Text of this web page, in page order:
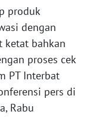
produk
dengan
ketat bahkan
proses cek
PT Interbat
pers di
Rabu